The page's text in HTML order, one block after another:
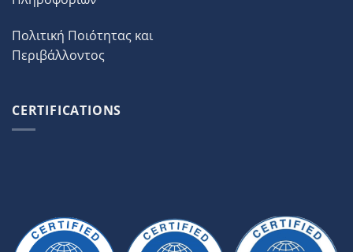
Πολιτική Ποιότητας και
Περιβάλλοντος
CERTIFICATIONS